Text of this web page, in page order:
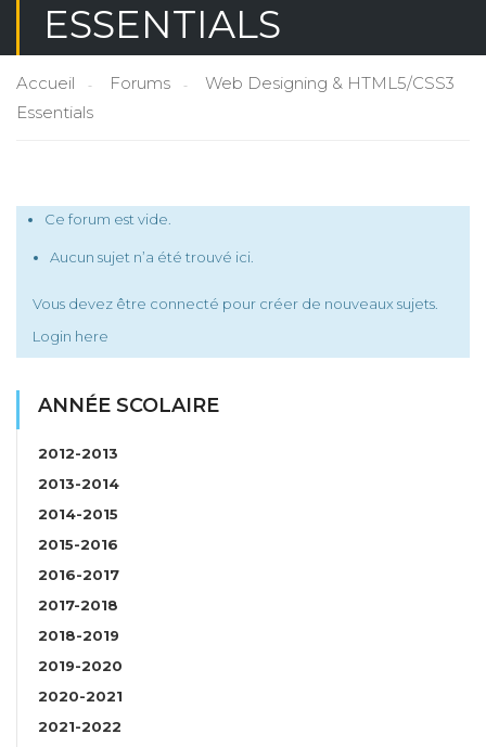
ESSENTIALS
Accueil Forums
Web Designing & HTML5/CSS3
Essentials
Ce forum est vide.
Aucun sujet n’a été trouvé ici.
Vous devez être connecté pour créer de nouveaux sujets.
Login here
ANNÉE SCOLAIRE
2012-2013
2013-2014
2014-2015
2015-2016
2016-2017
2017-2018
2018-2019
2019-2020
2020-2021
2021-2022